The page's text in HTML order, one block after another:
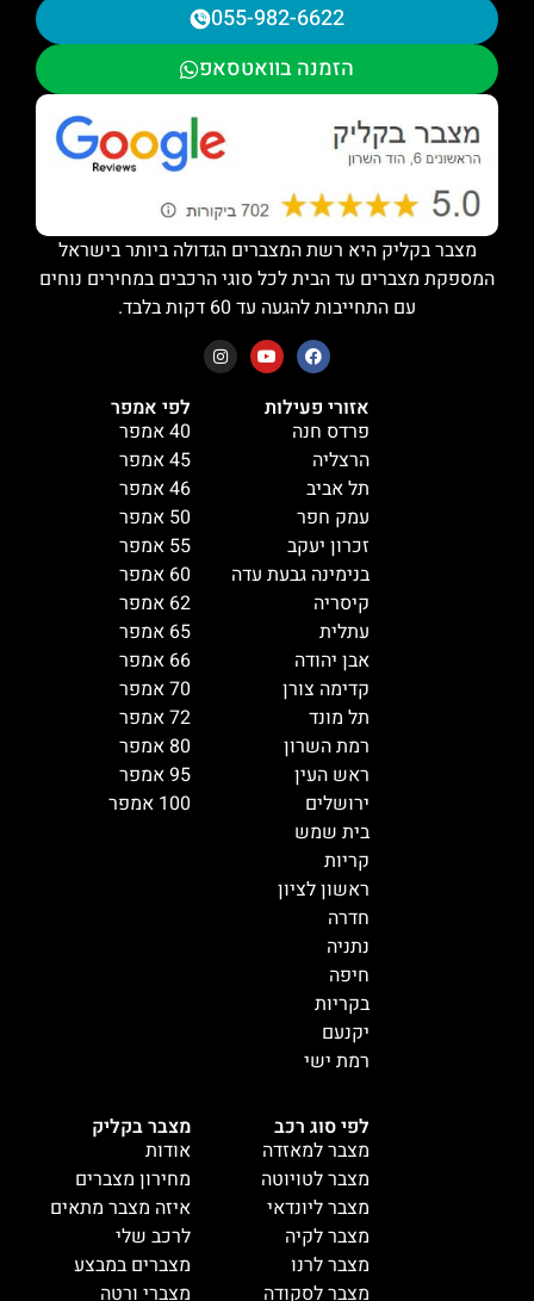
מצבר בקליק
אודות
מחירון מצברים
איזה מצבר מתאים
לרכב שלי
מצברים במבצע
מצברי ורטה
לפי סוג רכב
מצבר למאזדה
מצבר לטויוטה
מצבר ליונדאי
מצבר לקיה
מצבר לרנו
מצבר לסקודה
לפי אמפר
40 אמפר
45 אמפר
46 אמפר
50 אמפר
55 אמפר
60 אמפר
62 אמפר
65 אמפר
66 אמפר
70 אמפר
72 אמפר
80 אמפר
95 אמפר
100 אמפר
אזורי פעילות
פרדס חנה
הרצליה
תל אביב
עמק חפר
זכרון יעקב
בנימינה גבעת עדה
קיסריה
עתלית
אבן יהודה
קדימה צורן
תל מונד
רמת השרון
ראש העין
ירושלים
בית שמש
קריות
ראשון לציון
חדרה
נתניה
חיפה
בקריות
יקנעם
רמת ישי
055-982-6622
הזמנה בוואטסאפ
מצבר בקליק היא רשת המצברים הגדולה ביותר בישראל
המספקת מצברים עד הבית לכל סוגי הרכבים במחירים נוחים
עם התחייבות להגעה עד 60 דקות בלבד.